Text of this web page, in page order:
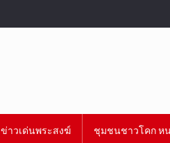
ข่าวเด่นพระสงฆ์ ชุมชนชาวโคก ห